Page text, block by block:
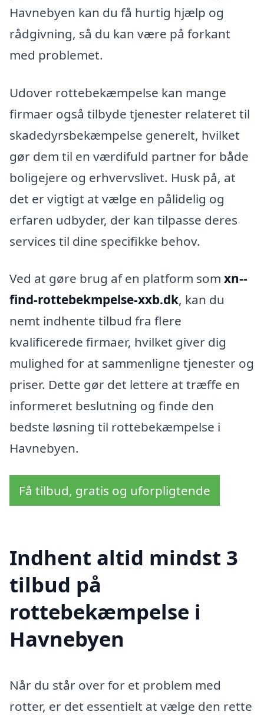
Havnebyen kan du få hurtig hjælp og
rådgivning, så du kan være på forkant
med problemet.
Udover rottebekæmpelse kan mange
firmaer også tilbyde tjenester relateret til
skadedyrsbekæmpelse generelt, hvilket
gør dem til en værdifuld partner for både
boligejere og erhvervslivet. Husk på, at
det er vigtigt at vælge en pålidelig og
erfaren udbyder, der kan tilpasse deres
services til dine specifikke behov.
Ved at gøre brug af en platform som xn--
find-rottebekmpelse-xxb.dk, kan du
nemt indhente tilbud fra flere
kvalificerede firmaer, hvilket giver dig
mulighed for at sammenligne tjenester og
priser. Dette gør det lettere at træffe en
informeret beslutning og finde den
bedste løsning til rottebekæmpelse i
Havnebyen.
Få tilbud, gratis og uforpligtende
Indhent altid mindst 3
tilbud på
rottebekæmpelse i
Havnebyen
Når du står over for et problem med
rotter, er det essentielt at vælge den rette